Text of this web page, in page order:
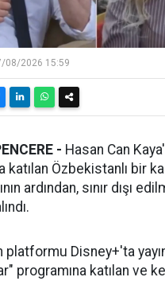
08/2026 15:59
- Hasan Can
katılan Özbekistanlı bir
ardından, sınır dışı
platformu Disney+'ta
programına katılan ve